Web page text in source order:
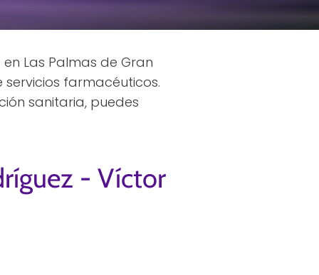
Las Palmas de Gran
farmacéuticos.
sanitaria, puedes
- Víctor